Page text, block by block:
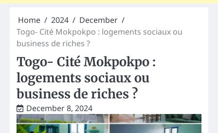
Home 2024
December
Togo- Cité Mokpokpo : logements sociaux ou
business de riches ?
Togo- Cité Mokpokpo :
logements sociaux ou
business de riches ?
December 8, 2024